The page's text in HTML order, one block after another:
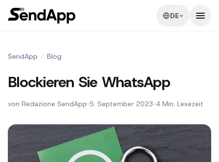
DE
SendApp / Blog
Blockieren Sie WhatsApp
von Redazione SendApp•5. September 2023•4 Min. Lesezeit